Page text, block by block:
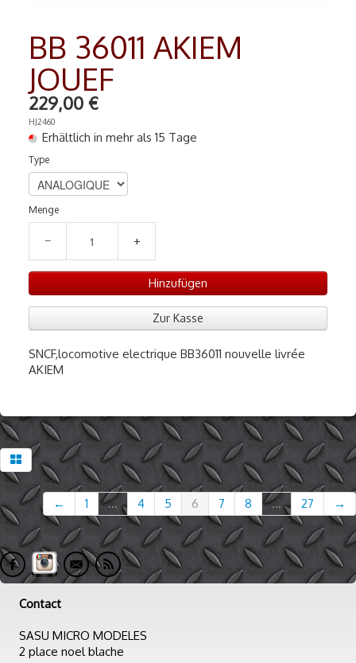
Contact
BB 36011 AKIEM
JOUEF
229,00 €
HJ2460
Erhältlich in mehr als 15 Tage
Type
Menge
− +
Hinzufügen
Zur Kasse
SNCF,locomotive electrique BB36011 nouvelle livrée
AKIEM
← 1 ... 4 5 6 7 8 ... 27 →
Contact
SASU MICRO MODELES
2 place noel blache